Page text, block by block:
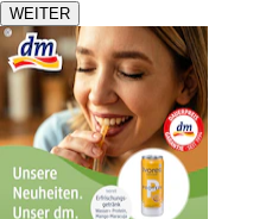
WEITER